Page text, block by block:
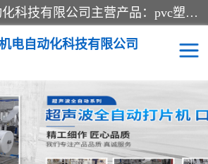
常州联宇机电自动化科技有限公司主营产品：pvc塑料焊机、高频热合机、软膜天花压边机、服装布料凹凸压花机、布料3d压印设备、服装植胶设备、超声波布料花边机、无纺布热合机、全自动压花机。
电自动化科技有限公司
模具 超声波热合机
超声波花边机